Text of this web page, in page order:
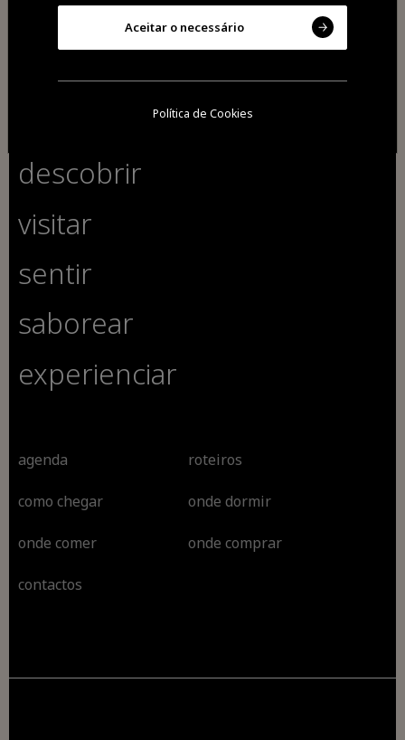
Política de privacidade
descobrir
visitar
sentir
saborear
experienciar
agenda roteiros
como chegar onde dormir
onde comer onde comprar
contactos
Aceitar o necessário
Política de Cookies